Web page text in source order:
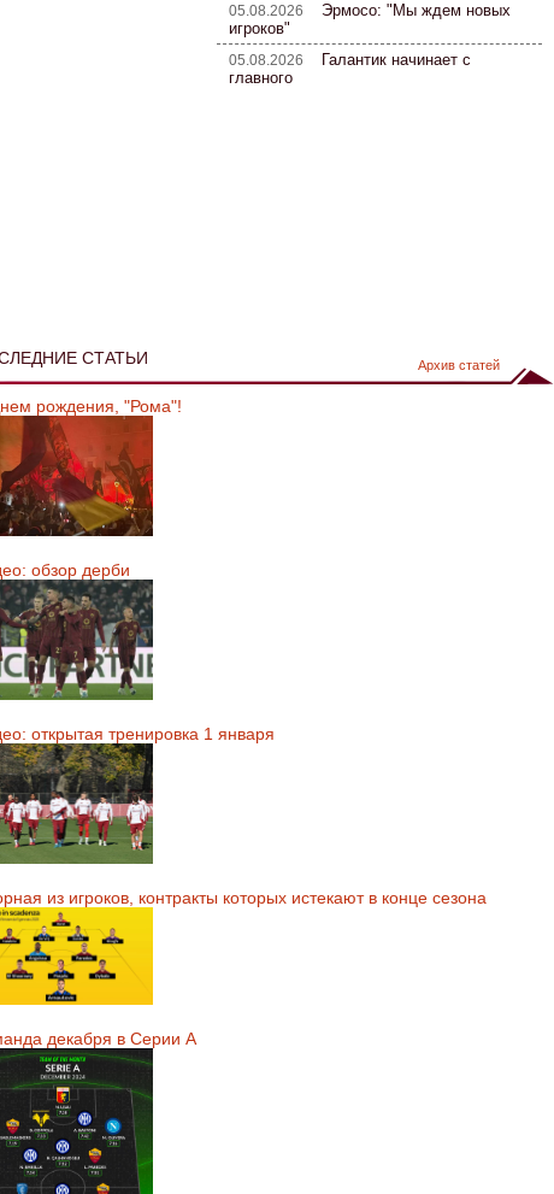
05.08.2026 Эрмосо: "Мы ждем новых
игроков"
05.08.2026
Галантик начинает с
главного
СТАТЬИ Архив статей
рождения, "Рома"!
обзор дерби
открытая тренировка 1 января
из игроков, контракты которых истекают в конце сезона
декабря в Серии А